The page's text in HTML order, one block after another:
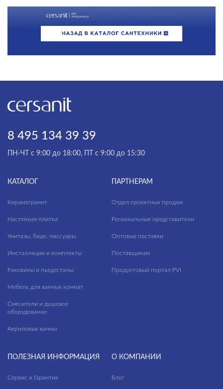
8 495 134 39 39
ПН-ЧТ с 9:00 до 18:00, ПТ с 9:00 до 15:30
КАТАЛОГ
Керамогранит
Настенная плитка
Унитазы, биде, писсуары
Инсталляции и комплекты
Раковины и пьедесталы
Мебель для ванных комнат
Смесители и душевое
оборудование
Акриловые ванны
ПАРТНЕРАМ
Отдел проектных продаж
Региональные представители
Оптовые поставки
Поставщикам
Продуктовый портал PVI
ПОЛЕЗНАЯ ИНФОРМАЦИЯ
Сервис и Гарантия
О КОМПАНИИ
Блог